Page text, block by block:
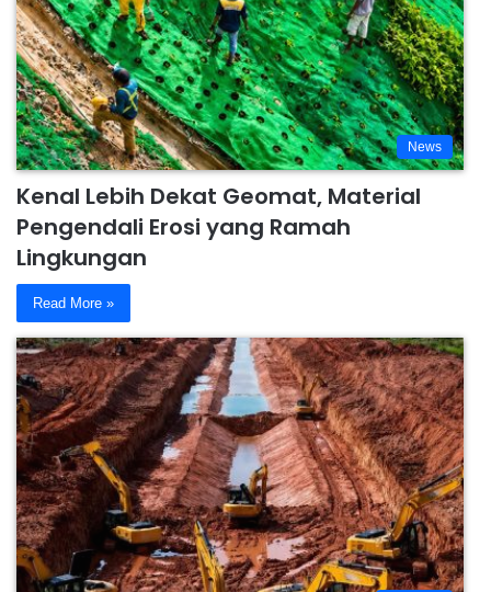
News
Kenal Lebih Dekat Geomat, Material
Pengendali Erosi yang Ramah
Lingkungan
Read More »